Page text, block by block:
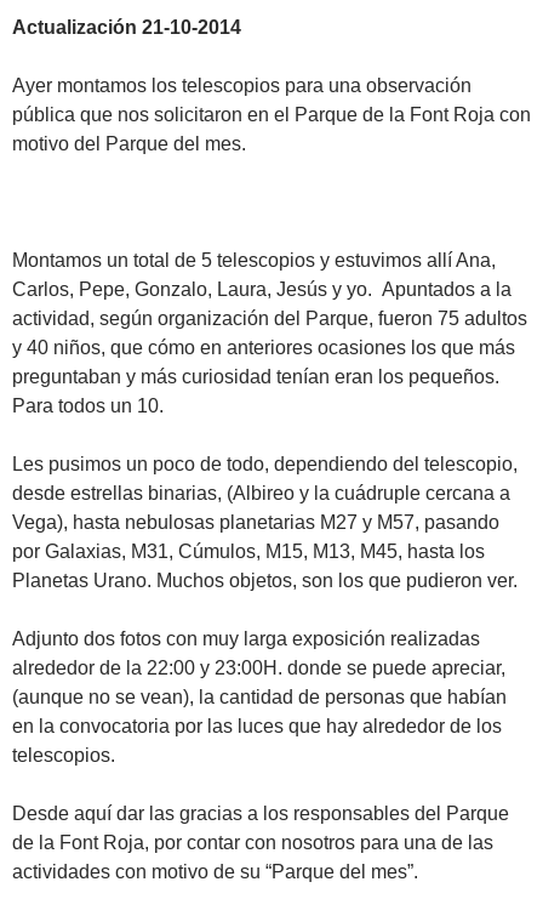
Actualización 21-10-2014
Ayer montamos los telescopios para una observación
pública que nos solicitaron en el Parque de la Font Roja con
motivo del Parque del mes.
Montamos un total de 5 telescopios y estuvimos allí Ana,
Carlos, Pepe, Gonzalo, Laura, Jesús y yo. Apuntados a la
actividad, según organización del Parque, fueron 75 adultos
y 40 niños, que cómo en anteriores ocasiones los que más
preguntaban y más curiosidad tenían eran los pequeños.
Para todos un 10.
Les pusimos un poco de todo, dependiendo del telescopio,
desde estrellas binarias, (Albireo y la cuádruple cercana a
Vega), hasta nebulosas planetarias M27 y M57, pasando
por Galaxias, M31, Cúmulos, M15, M13, M45, hasta los
Planetas Urano. Muchos objetos, son los que pudieron ver.
Adjunto dos fotos con muy larga exposición realizadas
alrededor de la 22:00 y 23:00H. donde se puede apreciar,
(aunque no se vean), la cantidad de personas que habían
en la convocatoria por las luces que hay alrededor de los
telescopios.
Desde aquí dar las gracias a los responsables del Parque
de la Font Roja, por contar con nosotros para una de las
actividades con motivo de su “Parque del mes”.